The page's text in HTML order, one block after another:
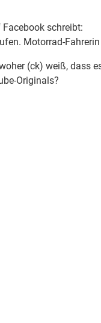
schreibt:
Motorrad-
(ck) weiß, dass
Originals?